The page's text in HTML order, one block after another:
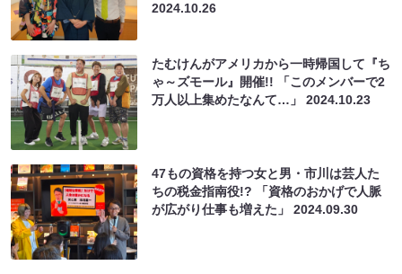
2024.10.26
たむけんがアメリカから一時帰国して『ち
ゃ～ズモール』開催!! 「このメンバーで2
万人以上集めたなんて…」2024.10.23
47もの資格を持つ女と男・市川は芸人た
ちの税金指南役!? 「資格のおかげで人脈
が広がり仕事も増えた」2024.09.30